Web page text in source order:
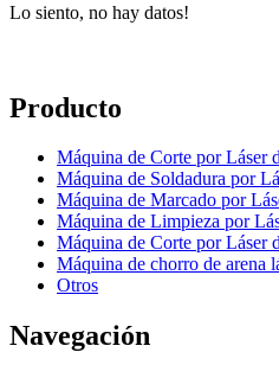
Lo siento, no hay datos!
Producto
Máquina de Corte por Láser
Máquina de Soldadura por
Máquina de Marcado por
Máquina de Limpieza por
Máquina de Corte por Láser
Máquina de chorro de arena
Otros
Navegación